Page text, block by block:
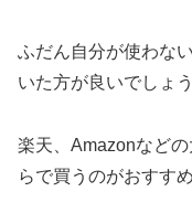
ふだん自分が使わな
いた方が良いでしょう
楽天、Amazonなど
らで買うのがおすすめ